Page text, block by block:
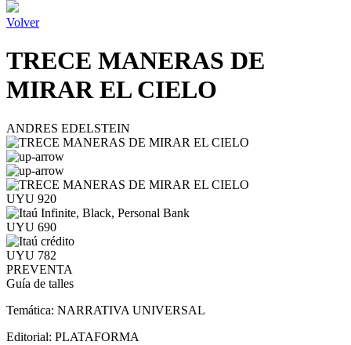
Volver
TRECE MANERAS DE
MIRAR EL CIELO
ANDRES EDELSTEIN
UYU 920
UYU 690
UYU 782
PREVENTA
Guía de talles
Temática: NARRATIVA UNIVERSAL
Editorial: PLATAFORMA